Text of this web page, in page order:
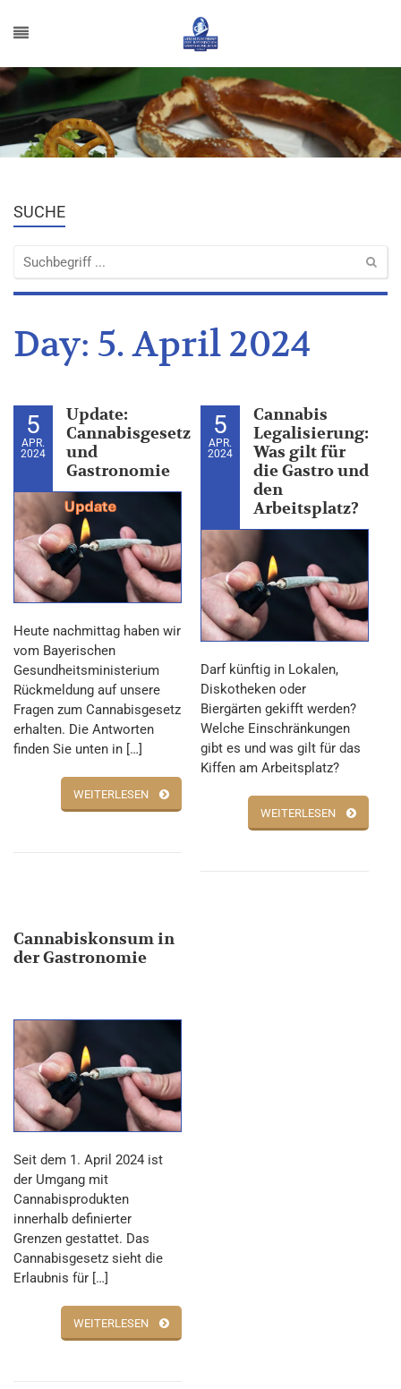
SUCHE
Day: 5. April 2024
5
APR.
2024
Update:
Cannabisgesetz
und
Gastronomie
Heute nachmittag haben wir
vom Bayerischen
Gesundheitsministerium
Rückmeldung auf unsere
Fragen zum Cannabisgesetz
erhalten. Die Antworten
finden Sie unten in […]
WEITERLESEN
5
APR.
2024
Cannabis
Legalisierung:
Was gilt für
die Gastro und
den
Arbeitsplatz?
Darf künftig in Lokalen,
Diskotheken oder
Biergärten gekifft werden?
Welche Einschränkungen
gibt es und was gilt für das
Kiffen am Arbeitsplatz?
WEITERLESEN
Cannabiskonsum in
der Gastronomie
Seit dem 1. April 2024 ist
der Umgang mit
Cannabisprodukten
innerhalb definierter
Grenzen gestattet. Das
Cannabisgesetz sieht die
Erlaubnis für […]
WEITERLESEN